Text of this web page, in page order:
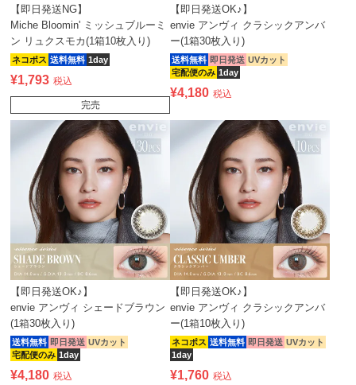
【即日発送NG】
Miche Bloomin' ミッシュブルーミ
ン リュクスモカ(1箱10枚入り)
ネコポス 送料無料 1day
¥1,793 税込
完売
【即日発送OK♪】
envie アンヴィ クラシックアンバ
ー(1箱30枚入り)
送料無料 即日発送 UVカット
宅配便のみ 1day
¥4,180 税込
【即日発送OK♪】
envie アンヴィ シェードブラウン
(1箱30枚入り)
送料無料 即日発送 UVカット
宅配便のみ 1day
¥4,180 税込
【即日発送OK♪】
envie アンヴィ クラシックアンバ
ー(1箱10枚入り)
ネコポス 送料無料 即日発送 UVカット
1day
¥1,760 税込